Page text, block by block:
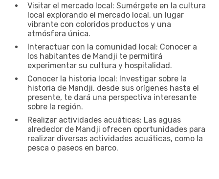
Visitar el mercado local: Sumérgete en la cultura
local explorando el mercado local, un lugar
vibrante con coloridos productos y una
atmósfera única.
Interactuar con la comunidad local: Conocer a
los habitantes de Mandji te permitirá
experimentar su cultura y hospitalidad.
Conocer la historia local: Investigar sobre la
historia de Mandji, desde sus orígenes hasta el
presente, te dará una perspectiva interesante
sobre la región.
Realizar actividades acuáticas: Las aguas
alrededor de Mandji ofrecen oportunidades para
realizar diversas actividades acuáticas, como la
pesca o paseos en barco.